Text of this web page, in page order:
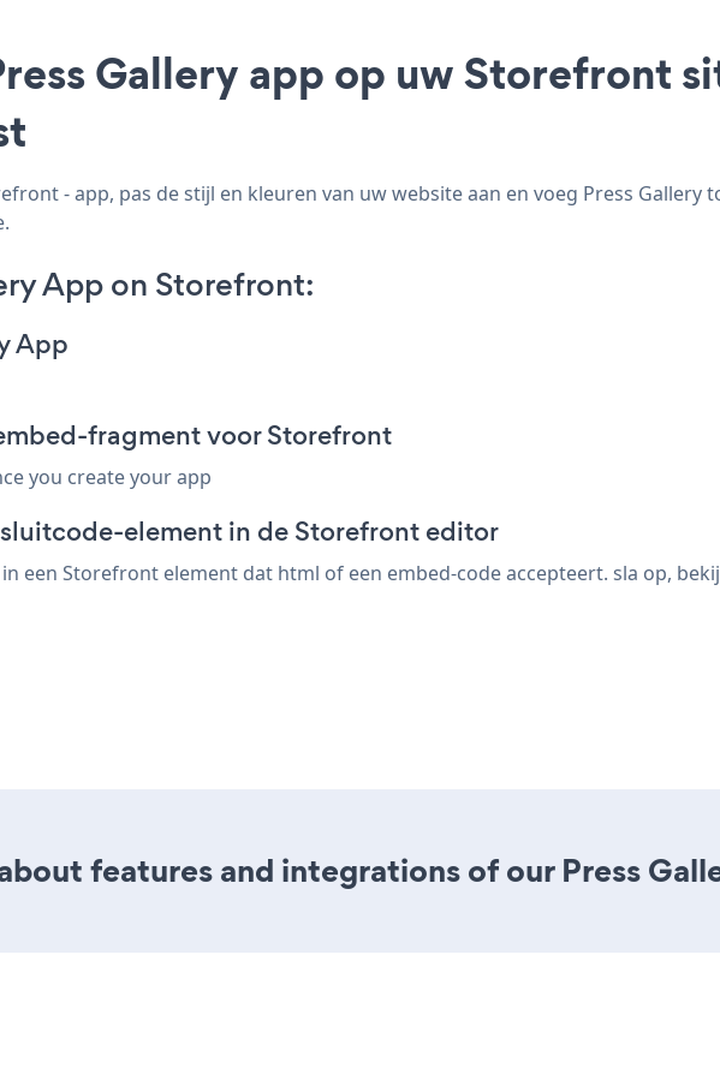
Gallery app op uw Storefront
- app, pas de stijl en kleuren van uw website aan en voeg Press
App on Storefront:
App
fragment voor Storefront
you create your app
element in de Storefront editor
een Storefront element dat html of een embed-code accepteert. sla op,
features and integrations of our Press